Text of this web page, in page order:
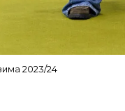
2023/24